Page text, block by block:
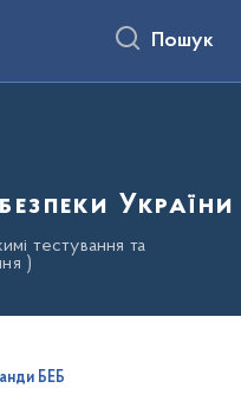
Пошук
України
тестування та
)
БЕБ